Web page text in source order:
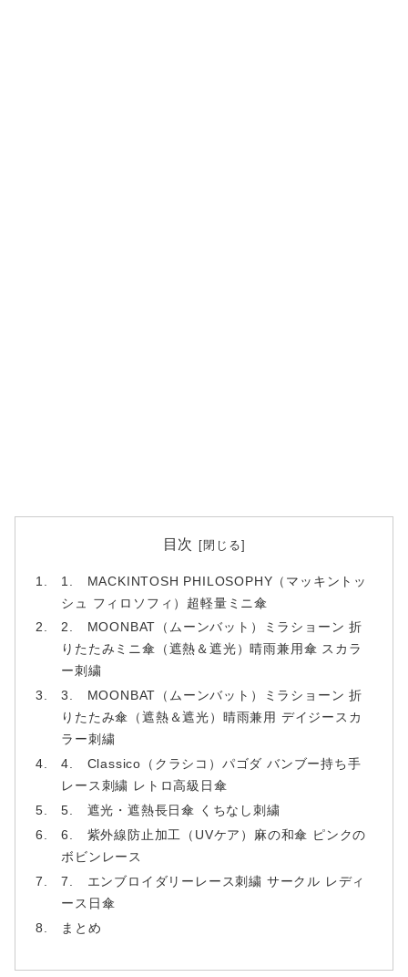
目次
1. MACKINTOSH PHILOSOPHY（マッキントッ
シュ フィロソフィ）超軽量ミニ傘
2. MOONBAT（ムーンバット）ミラショーン 折
りたたみミニ傘（遮熱＆遮光）晴雨兼用傘 スカラ
ー刺繍
3. MOONBAT（ムーンバット）ミラショーン 折
りたたみ傘（遮熱＆遮光）晴雨兼用 デイジースカ
ラー刺繍
4. Classico（クラシコ）パゴダ バンブー持ち手
レース刺繍 レトロ高級日傘
5. 遮光・遮熱長日傘 くちなし刺繍
6. 紫外線防止加工（UVケア）麻の和傘 ピンクの
ボビンレース
7. エンブロイダリーレース刺繍 サークル レディ
ース日傘
まとめ